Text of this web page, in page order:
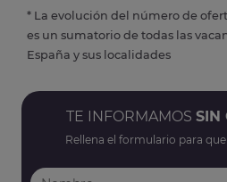
* La evolución del número de
es un sumatorio de todas las
España y sus localidades
TE INFORMAMOS SIN
Rellena el formulario para